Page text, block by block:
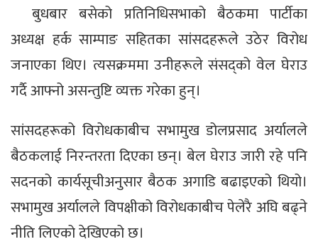
बुधबार बसेको प्रतिनिधिसभाको बैठकमा पार्टीका
अध्यक्ष हर्क साम्पाङ सहितका सांसदहरूले उठेर विरोध
जनाएका थिए। त्यसक्रममा उनीहरूले संसद्को वेल घेराउ
गर्दै आफ्नो असन्तुष्टि व्यक्त गरेका हुन्।
सांसदहरूको विरोधकाबीच सभामुख डोलप्रसाद अर्यालले
बैठकलाई निरन्तरता दिएका छन्। बेल घेराउ जारी रहे पनि
सदनको कार्यसूचीअनुसार बैठक अगाडि बढाइएको थियो।
सभामुख अर्यालले विपक्षीको विरोधकाबीच पेलेरै अघि बढ्ने
नीति लिएको देखिएको छ।